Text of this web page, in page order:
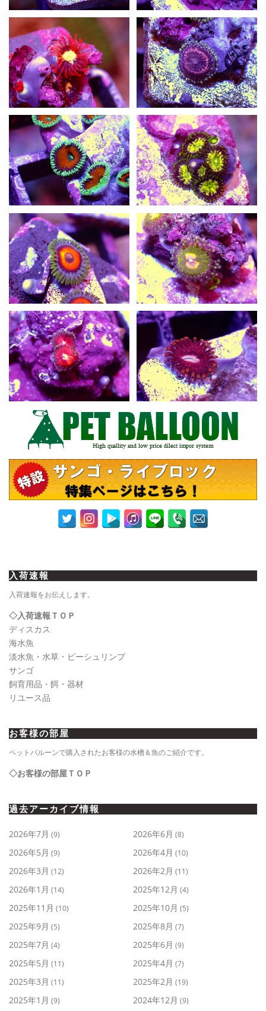
入荷速報
入荷速報をお伝えします。
◇入荷速報ＴＯＰ
ディスカス
海水魚
淡水魚・水草・ビーシュリンプ
サンゴ
飼育用品・餌・器材
リユース品
お客様の部屋
ペットバルーンで購入されたお客様の水槽＆魚のご紹介です。
◇お客様の部屋ＴＯＰ
過去アーカイブ情報
2026年7月 (9) 2026年6月 (8)
2026年5月 (9) 2026年4月 (10)
2026年3月 (12) 2026年2月 (11)
2026年1月 (14) 2025年12月 (4)
2025年11月 (10) 2025年10月 (5)
2025年9月 (5) 2025年8月 (7)
2025年7月 (4) 2025年6月 (9)
2025年5月 (11) 2025年4月 (7)
2025年3月 (11) 2025年2月 (19)
2025年1月 (9) 2024年12月 (9)